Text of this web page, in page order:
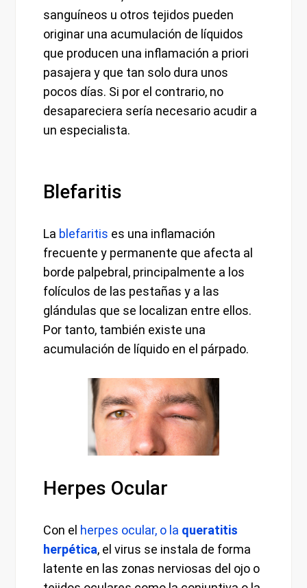
sanguíneos u otros tejidos pueden
originar una acumulación de líquidos
que producen una inflamación a priori
pasajera y que tan solo dura unos
pocos días. Si por el contrario, no
desapareciera sería necesario acudir a
un especialista.
Blefaritis
La blefaritis es una inflamación
frecuente y permanente que afecta al
borde palpebral, principalmente a los
folículos de las pestañas y a las
glándulas que se localizan entre ellos.
Por tanto, también existe una
acumulación de líquido en el párpado.
Herpes Ocular
Con el herpes ocular, o la queratitis
herpética, el virus se instala de forma
latente en las zonas nerviosas del ojo o